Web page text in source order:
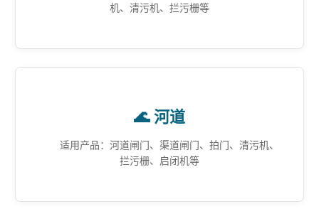
机、清污机、拦污栅等
🌊 河道
适用产品：河道闸门、渠道闸门、拍门、清污机、
拦污栅、启闭机等